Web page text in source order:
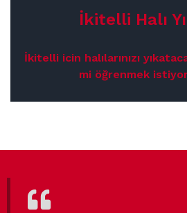
İkitelli Halı
İkitelli icin halılarınızı
mi öğrenmek